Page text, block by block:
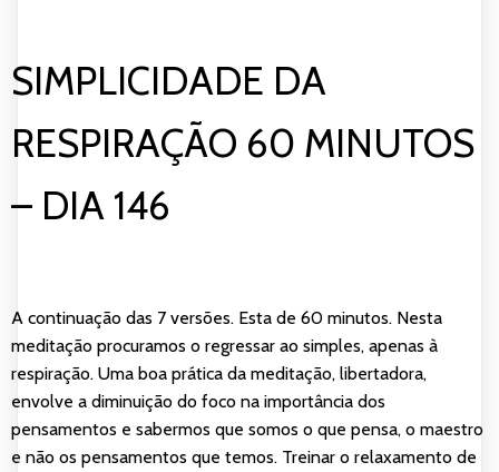
SIMPLICIDADE DA
RESPIRAÇÃO 60 MINUTOS
– DIA 146
A continuação das 7 versões. Esta de 60 minutos. Nesta
meditação procuramos o regressar ao simples, apenas à
respiração. Uma boa prática da meditação, libertadora,
envolve a diminuição do foco na importância dos
pensamentos e sabermos que somos o que pensa, o maestro
e não os pensamentos que temos. Treinar o relaxamento de